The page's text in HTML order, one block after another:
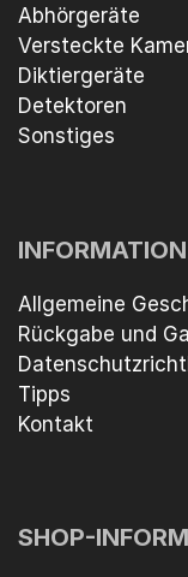
Abhörgeräte
Versteckte
Diktiergeräte
Detektoren
Sonstiges
INFORMATION
Allgemeine
Rückgabe und
Tipps
Kontakt
SHOP-